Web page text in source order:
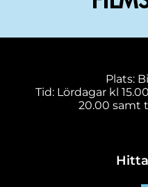
Plats:
Tid: Lördagar kl
20.00 samt